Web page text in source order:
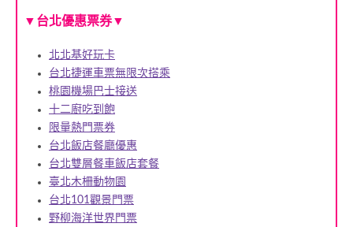
▼ 台北優惠票券▼
北北基好玩卡
台北捷運車票無限次搭乘
桃園機場巴士接送
十二廚吃到飽
限量熱門票券
台北飯店餐廳優惠
台北雙層餐車飯店套餐
臺北木柵動物園
台北101觀景門票
野柳海洋世界門票